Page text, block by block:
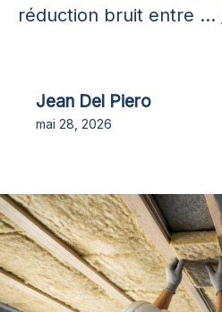
réduction bruit entre ...
Jean Del Piero
mai 28, 2026